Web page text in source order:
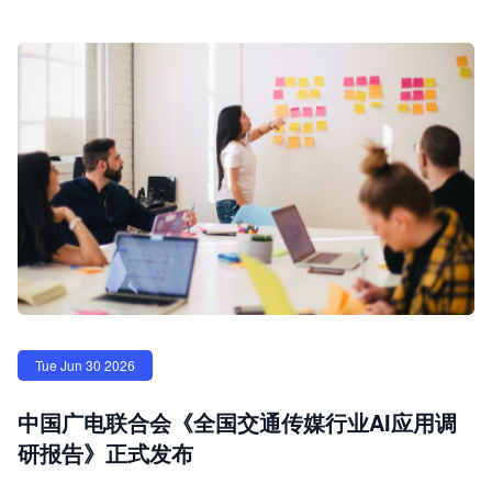
Tue Jun 30 2026
中国广电联合会《全国交通传媒行业AI应用调
研报告》正式发布